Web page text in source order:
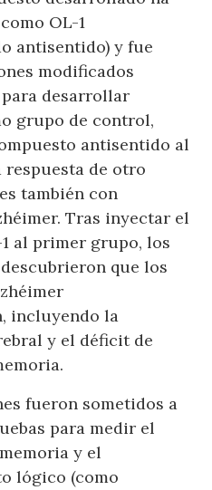
OL-1
antisentido) y fue
modificados
desarrollar
grupo de control,
antisentido al
respuesta de otro
también con
Tras inyectar el
al primer grupo, los
que los
incluyendo la
y el déficit de
fueron sometidos a
para medir el
y el
lógico (como